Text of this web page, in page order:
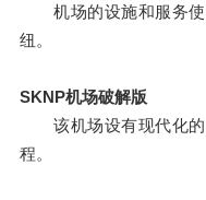
机场的设施和服务使
纽。
SKNP机场破解版
该机场设有现代化的
程。